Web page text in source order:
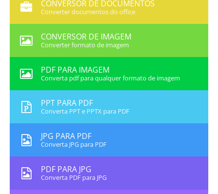
CONVERSOR DE DOCUMENTOS
Converter documentos do office
CONVERSOR DE IMAGEM
Converter formato de imagem
PDF PARA IMAGEM
Converta pdf para qualquer formato de imagem
PPT PARA PDF
Converta PPT e PPTX para PDF
JPG PARA PDF
Converta JPG para PDF
PDF PARA JPG
Converta PDF para JPG